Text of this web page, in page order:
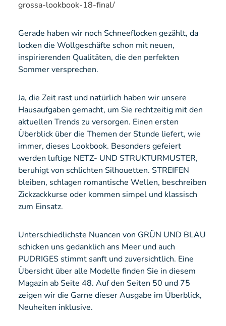
grossa-lookbook-18-final/
Gerade haben wir noch Schneeflocken gezählt, da
locken die Wollgeschäfte schon mit neuen,
inspirierenden Qualitäten, die den perfekten
Sommer versprechen.
Ja, die Zeit rast und natürlich haben wir unsere
Hausaufgaben gemacht, um Sie rechtzeitig mit den
aktuellen Trends zu versorgen. Einen ersten
Überblick über die Themen der Stunde liefert, wie
immer, dieses Lookbook. Besonders gefeiert
werden luftige NETZ- UND STRUKTURMUSTER,
beruhigt von schlichten Silhouetten. STREIFEN
bleiben, schlagen romantische Wellen, beschreiben
Zickzackkurse oder kommen simpel und klassisch
zum Einsatz.
Unterschiedlichste Nuancen von GRÜN UND BLAU
schicken uns gedanklich ans Meer und auch
PUDRIGES stimmt sanft und zuversichtlich. Eine
Übersicht über alle Modelle finden Sie in diesem
Magazin ab Seite 48. Auf den Seiten 50 und 75
zeigen wir die Garne dieser Ausgabe im Überblick,
Neuheiten inklusive.